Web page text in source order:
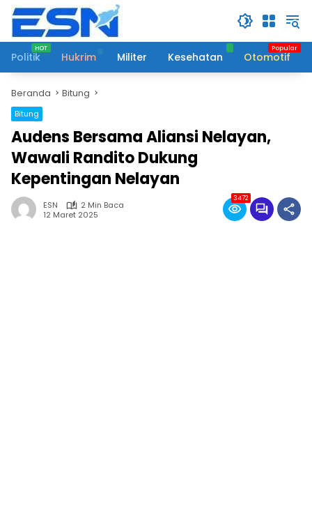
Langsung
konten
Politik
Hukrim Militer Kesehatan Otomotif
Beranda Bitung
Bitung
Audens Bersama Aliansi Nelayan,
Wawali Randito Dukung
Kepentingan Nelayan
ESN
2 Min Baca
12 Maret 2025
3472